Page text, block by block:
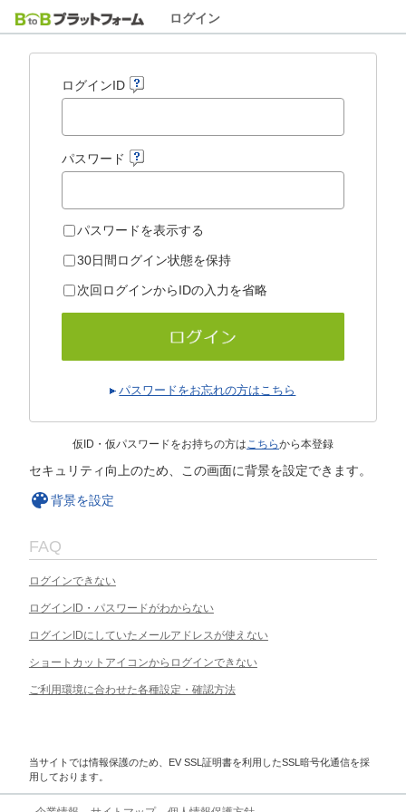
ログイン
ログインID
パスワード
パスワードを表示する
30日間ログイン状態を保持
次回ログインからIDの入力を省略
パスワードをお忘れの方はこちら
仮ID・仮パスワードをお持ちの方はこちらから本登録
セキュリティ向上のため、この画面に背景を設定できます。
背景を設定
FAQ
ログインできない
ログインID・パスワードがわからない
ログインIDにしていたメールアドレスが使えない
ショートカットアイコンからログインできない
ご利用環境に合わせた各種設定・確認方法
当サイトでは情報保護のため、EV SSL証明書を利用したSSL暗号化通信を採
用しております。